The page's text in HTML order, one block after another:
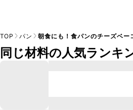
TOP パン 朝食にも！食パンのチーズベー
同じ材料の人気ランキ